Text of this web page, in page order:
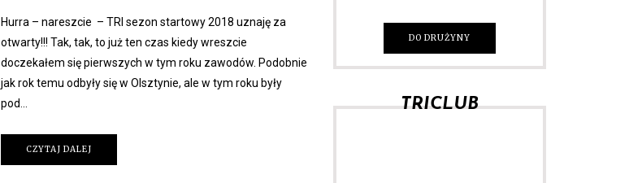
Hurra – nareszcie – TRI sezon startowy 2018 uznaję za
otwarty!!! Tak, tak, to już ten czas kiedy wreszcie
doczekałem się pierwszych w tym roku zawodów. Podobnie
jak rok temu odbyły się w Olsztynie, ale w tym roku były
pod…
CZYTAJ DALEJ
DO DRUŻYNY
TRICLUB